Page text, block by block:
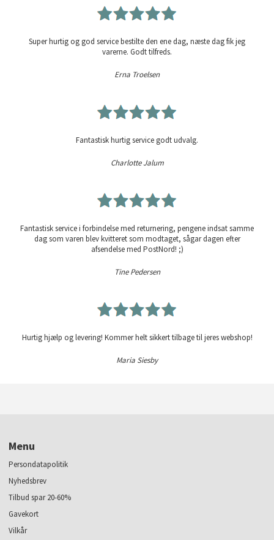
Super hurtig og god service bestilte den ene dag, næste dag fik jeg
varerne. Godt tilfreds.
Erna Troelsen
Fantastisk hurtig service godt udvalg.
Charlotte Jalum
Fantastisk service i forbindelse med returnering, pengene indsat samme
dag som varen blev kvitteret som modtaget, sågar dagen efter
afsendelse med PostNord! ;)
Tine Pedersen
Hurtig hjælp og levering! Kommer helt sikkert tilbage til jeres webshop!
Maria Siesby
Menu
Persondatapolitik
Nyhedsbrev
Tilbud spar 20-60%
Gavekort
Vilkår